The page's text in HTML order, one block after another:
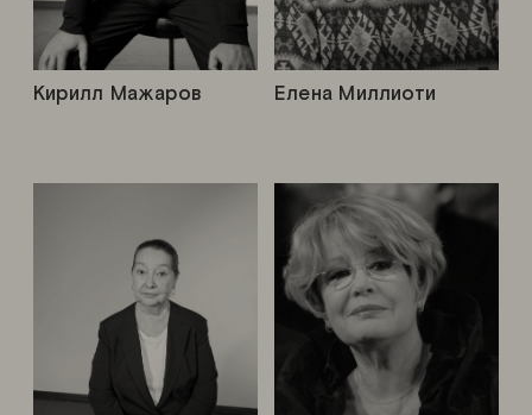
Кирилл Мажаров Елена Миллиоти